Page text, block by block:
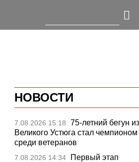
НОВОСТИ
7.08.2026 15:18
75-летний бегун из
Великого Устюга стал
среди ветеранов
7.08.2026 14:34
Первый этап